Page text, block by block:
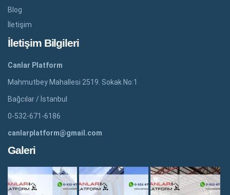
Blog
İletişim
İletişim Bilgileri
Canlar Platform
Mahmutbey Mahallesi 2519. Sokak No:1
Bağcılar / İstanbul
0-532-671-6186
canlarplatform@gmail.com
Galeri